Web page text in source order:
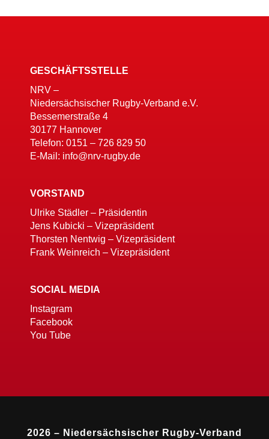
GESCHÄFTSSTELLE
NRV –
Niedersächsischer Rugby-Verband e.V.
Bessemerstraße 4
30177 Hannover
Telefon: 0151 – 726 829 50
E-Mail: info@nrv-rugby.de
VORSTAND
Ulrike Städler – Präsidentin
Jens Kubicki – Vizepräsident
Thorsten Nentwig – Vizepräsident
Frank Weinreich – Vizepräsident
SOCIAL MEDIA
Instagram
Facebook
You Tube
2026 – Niedersächsischer Rugby-Verband